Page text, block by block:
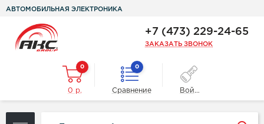
АВТОМОБИЛЬНАЯ ЭЛЕКТРОНИКА
+7 (473) 229-24-65
ЗАКАЗАТЬ ЗВОНОК
0
0 р.
0
Сравнение Войти